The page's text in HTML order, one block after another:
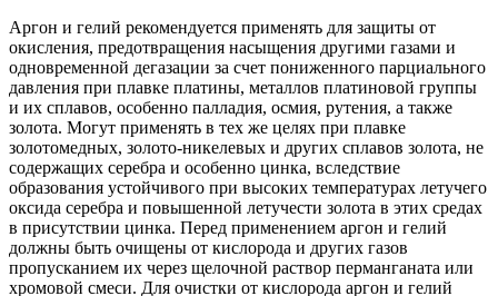
Аргон и гелий рекомендуется применять для защиты от
окисления, предотвращения насыщения другими газами и
одновременной дегазации за счет пониженного парциального
давления при плавке платины, металлов платиновой группы
и их сплавов, особенно палладия, осмия, рутения, а также
золота. Могут применять в тех же целях при плавке
золотомедных, золото-никелевых и других сплавов золота, не
содержащих серебра и особенно цинка, вследствие
образования устойчивого при высоких температурах летучего
оксида серебра и повышенной летучести золота в этих средах
в присутствии цинка. Перед применением аргон и гелий
должны быть очищены от кислорода и других газов
пропусканием их через щелочной раствор перманганата или
хромовой смеси. Для очистки от кислорода аргон и гелий